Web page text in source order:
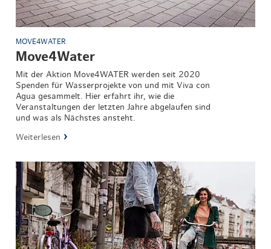
MOVE4WATER
Move4Water
Mit der Aktion Move4WATER werden seit 2020
Spenden für Wasserprojekte von und mit Viva con
Agua gesammelt. Hier erfahrt ihr, wie die
Veranstaltungen der letzten Jahre abgelaufen sind
und was als Nächstes ansteht.
Weiterlesen